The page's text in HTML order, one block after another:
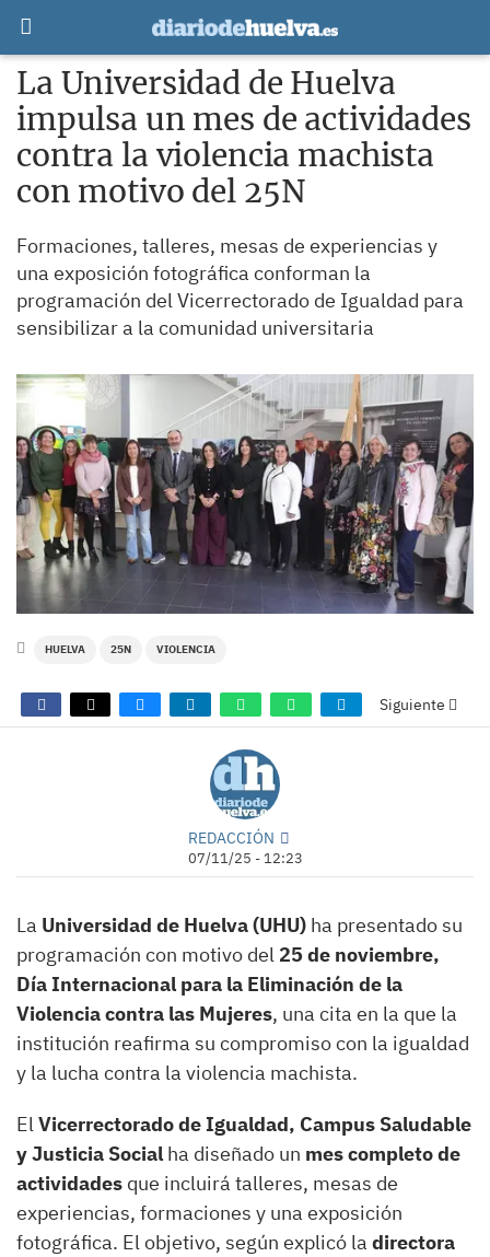
La Universidad de Huelva
impulsa un mes de actividades
contra la violencia machista
con motivo del 25N
Formaciones, talleres, mesas de experiencias y
una exposición fotográfica conforman la
programación del Vicerrectorado de Igualdad para
sensibilizar a la comunidad universitaria
HUELVA 25N VIOLENCIA
Siguiente
REDACCIÓN
07/11/25 - 12:23
La Universidad de Huelva (UHU) ha presentado su
programación con motivo del 25 de noviembre,
Día Internacional para la Eliminación de la
Violencia contra las Mujeres, una cita en la que la
institución reafirma su compromiso con la igualdad
y la lucha contra la violencia machista.
ElVicerrectorado de Igualdad, Campus Saludable
y Justicia Social ha diseñado un mes completo de
actividades que incluirá talleres, mesas de
experiencias, formaciones y una exposición
fotográfica. El objetivo, según explicó la directora